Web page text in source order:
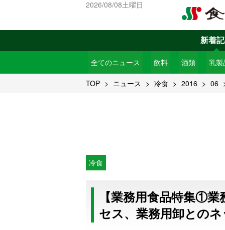
2026/08/08土曜日
新着
全てのニュース 飲料 酒類 乳製
TOP ニュース 冷食 2016 06
冷食
【業務用食品特集①
セス、業務用卸との